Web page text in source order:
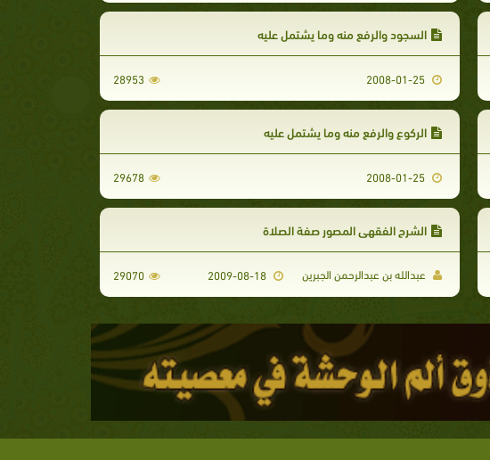
السجود والرفع منه وما يشتمل عليه
2008-01-25
28953
الركوع والرفع منه وما يشتمل عليه
2008-01-25
29678
الشرح الفقهي المصور صفة الصلاة
عبدالله بن عبدالرحمن الجبرين 2009-08-18
29070